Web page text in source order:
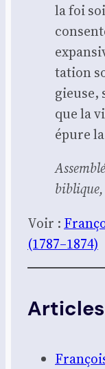
la foi
ta­tion
gieuse,
que la
épure
Voir :
(1787–1874)